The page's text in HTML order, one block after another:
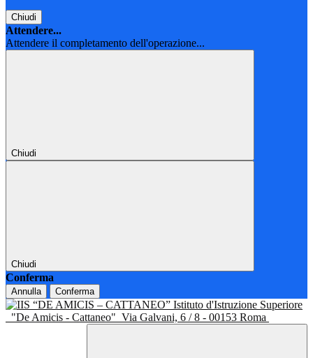
Chiudi
Attendere...
Attendere il completamento dell'operazione...
Chiudi
Chiudi
Conferma
Annulla Conferma
Istituto d'Istruzione Superiore
"De Amicis - Cattaneo" Via Galvani, 6 / 8 - 00153 Roma